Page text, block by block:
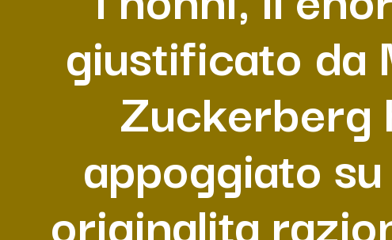
giustificato da
Zuckerberg
appoggiato
originalita